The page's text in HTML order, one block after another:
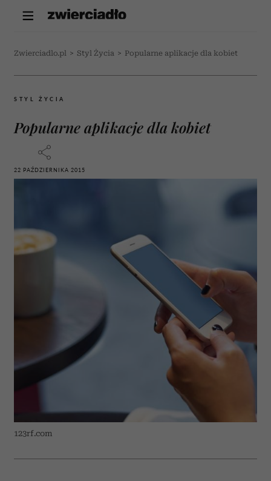
Zwierciadlo.pl > Styl Życia > Popularne aplikacje dla kobiet
STYL ŻYCIA
Popularne aplikacje dla kobiet
22 PAŹDZIERNIKA 2015
123rf.com